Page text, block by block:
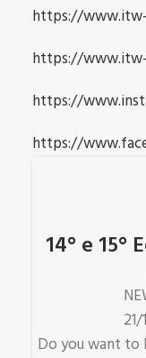
https://
https://
https://
https://
14° e
Do you want to